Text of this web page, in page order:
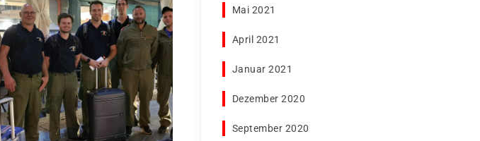
Mai 2021
April 2021
Januar 2021
Dezember 2020
September 2020